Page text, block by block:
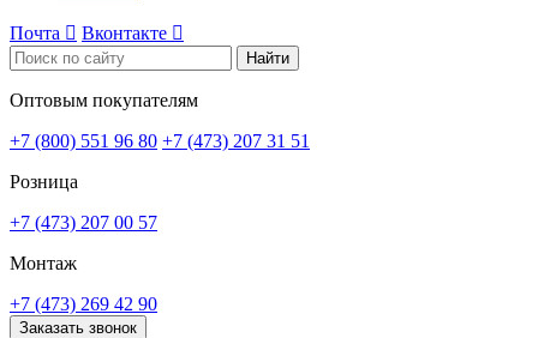
Почта  Вконтакте 
Найти
Оптовым покупателям
+7 (800) 551 96 80 +7 (473) 207 31 51
Розница
+7 (473) 207 00 57
Монтаж
+7 (473) 269 42 90
Заказать звонок